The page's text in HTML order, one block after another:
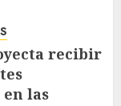
recibir
en las